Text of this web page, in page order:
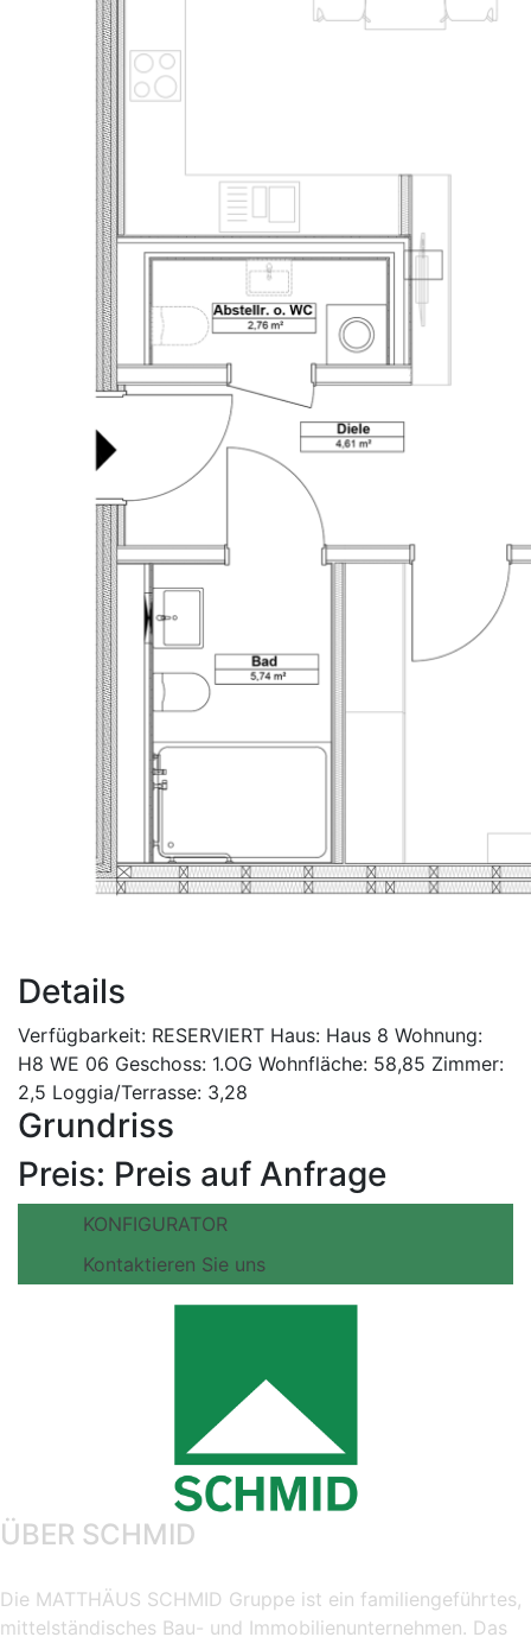
Details
Verfügbarkeit: RESERVIERT Haus: Haus 8 Wohnung:
H8 WE 06 Geschoss: 1.OG Wohnfläche: 58,85 Zimmer:
2,5 Loggia/Terrasse: 3,28
Grundriss
Preis: Preis auf Anfrage
KONFIGURATOR
Kontaktieren Sie uns
ÜBER SCHMID
Die MATTHÄUS SCHMID Gruppe ist ein familiengeführtes,
mittelständisches Bau- und Immobilienunternehmen. Das